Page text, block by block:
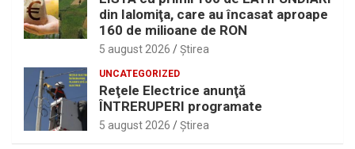
din Ialomiţa, care au încasat aproape
160 de milioane de RON
5 august 2026 Ştirea
UNCATEGORIZED
Reţele Electrice anunţă
ÎNTRERUPERI programate
5 august 2026 Ştirea